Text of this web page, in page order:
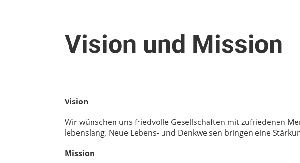
Vision und Mission
Vision
Wir wünschen uns friedvolle Gesellschaften mit zufriedenen
lebenslang. Neue Lebens- und Denkweisen bringen eine
Mission